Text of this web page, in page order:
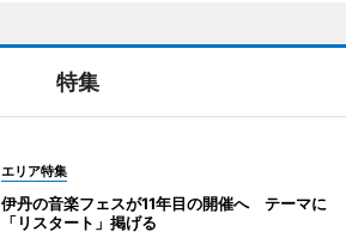
特集
エリア特集
伊丹の音楽フェスが11年目の開催へ テーマに
「リスタート」掲げる